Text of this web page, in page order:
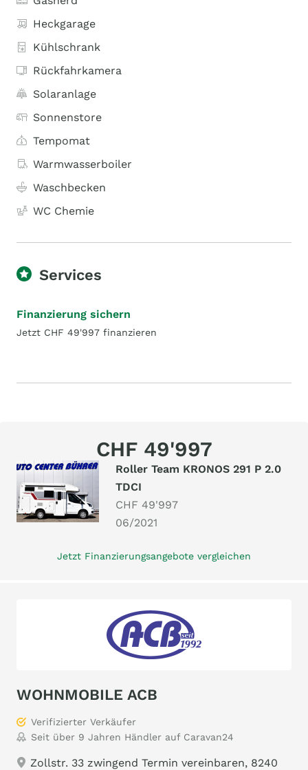
Heckgarage
Kühlschrank
Rückfahrkamera
Solaranlage
Sonnenstore
Tempomat
Warmwasserboiler
Waschbecken
WC Chemie
Services
Finanzierung sichern
Jetzt CHF 49'997 finanzieren
CHF 49'997
Roller Team KRONOS 291 P 2.0
TDCI
CHF 49'997
06/2021
Jetzt Finanzierungsangebote vergleichen
WOHNMOBILE ACB
Verifizierter Verkäufer
Seit über 9 Jahren Händler auf Caravan24
Zollstr. 33 zwingend Termin vereinbaren, 8240